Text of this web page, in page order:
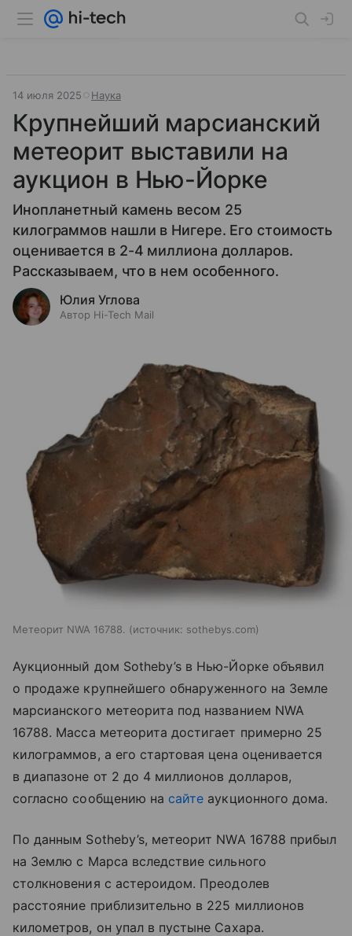
14 июля 2025 Наука
Крупнейший марсианский
метеорит выставили на
аукцион в Нью-Йорке
Инопланетный камень весом 25
килограммов нашли в Нигере. Его стоимость
оценивается в 2-4 миллиона долларов.
Рассказываем, что в нем особенного.
Юлия Углова
Автор Hi-Tech Mail
Метеорит NWA 16788. источник: sothebys.com
Аукционный дом Sotheby’s в Нью-Йорке объявил
о продаже крупнейшего обнаруженного на Земле
марсианского метеорита под названием NWA
16788. Масса метеорита достигает примерно 25
килограммов, а его стартовая цена оценивается
в диапазоне от 2 до 4 миллионов долларов,
согласно сообщению на сайте аукционного дома.
По данным Sotheby’s, метеорит NWA 16788 прибыл
на Землю с Марса вследствие сильного
столкновения с астероидом. Преодолев
расстояние приблизительно в 225 миллионов
километров, он упал в пустыне Сахара.